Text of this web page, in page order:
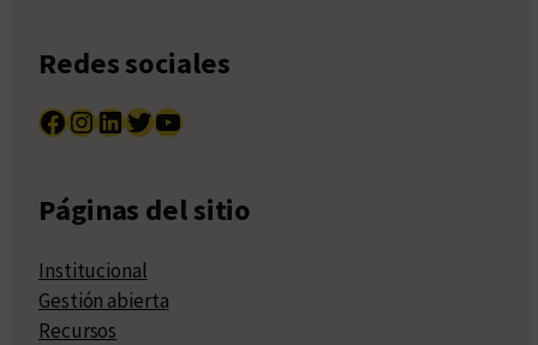
Redes sociales
Facebook InstagramLinkedIn Twitter YouTube
Páginas del sitio
Institucional
Gestión abierta
Recursos